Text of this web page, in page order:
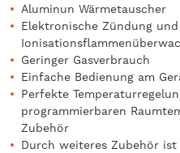
Aluminun Wärmetauscher
Elektronische Zündung und
Geringer Gasverbrauch
Einfache Bedienung am
Perfekte
programmierbaren
Zubehör
Durch weiteres Zubehör